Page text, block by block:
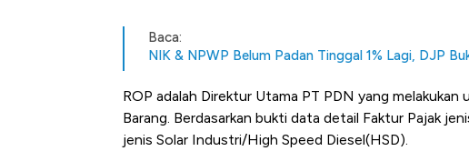
Baca:
NIK & NPWP Belum Padan Tinggal 1% Lagi, DJP
ROP adalah Direktur Utama PT PDN yang melakukan
Barang. Berdasarkan bukti data detail Faktur Pajak
jenis Solar Industri/High Speed Diesel(HSD).